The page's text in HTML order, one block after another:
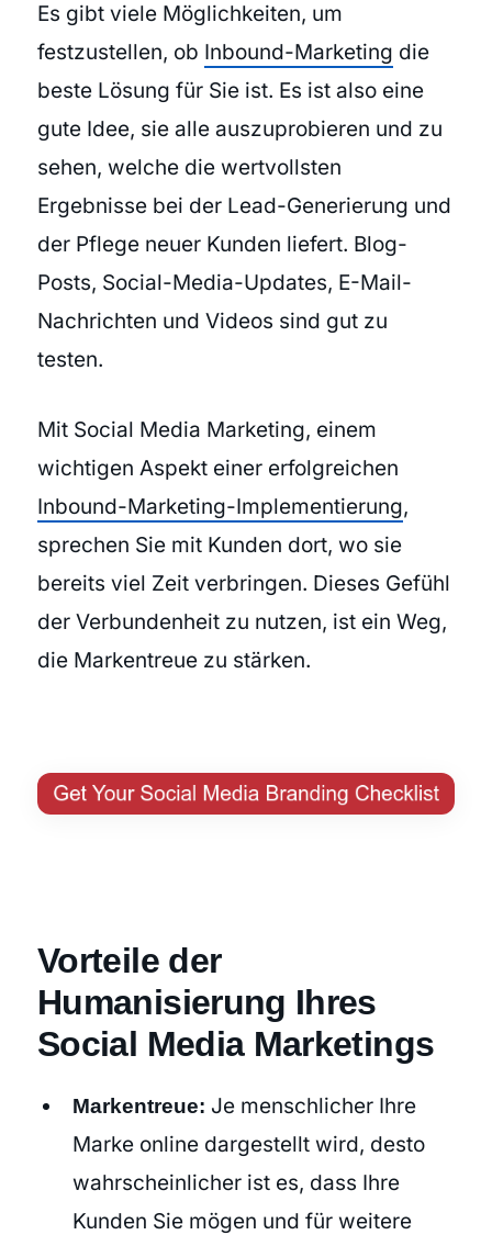
Es gibt viele Möglichkeiten, um
festzustellen, ob Inbound-Marketing die
beste Lösung für Sie ist. Es ist also eine
gute Idee, sie alle auszuprobieren und zu
sehen, welche die wertvollsten
Ergebnisse bei der Lead-Generierung und
der Pflege neuer Kunden liefert. Blog-
Posts, Social-Media-Updates, E-Mail-
Nachrichten und Videos sind gut zu
testen.
Mit Social Media Marketing, einem
wichtigen Aspekt einer erfolgreichen
Inbound-Marketing-Implementierung,
sprechen Sie mit Kunden dort, wo sie
bereits viel Zeit verbringen. Dieses Gefühl
der Verbundenheit zu nutzen, ist ein Weg,
die Markentreue zu stärken.
Vorteile der
Humanisierung Ihres
Social Media Marketings
Markentreue: Je menschlicher Ihre
Marke online dargestellt wird, desto
wahrscheinlicher ist es, dass Ihre
Kunden Sie mögen und für weitere